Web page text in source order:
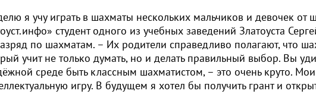
я учу играть в шахматы нескольких мальчиков и девочек от
студент одного из учебных заведений Златоуста
по шахматам. – Их родители справедливо полагают, что
учит не только думать, но и делать правильный выбор. Вы
среде быть классным шахматистом, – это очень круто. Мои
игру. В будущем я хотел бы получить грант и